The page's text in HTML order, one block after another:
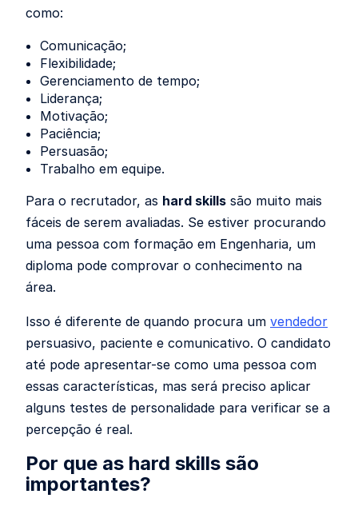
como:
Comunicação;
Flexibilidade;
Gerenciamento de tempo;
Liderança;
Motivação;
Paciência;
Persuasão;
Trabalho em equipe.
Para o recrutador, as hard skills são muito mais
fáceis de serem avaliadas. Se estiver procurando
uma pessoa com formação em Engenharia, um
diploma pode comprovar o conhecimento na
área.
Isso é diferente de quando procura um vendedor
persuasivo, paciente e comunicativo. O candidato
até pode apresentar-se como uma pessoa com
essas características, mas será preciso aplicar
alguns testes de personalidade para verificar se a
percepção é real.
Por que as hard skills são
importantes?